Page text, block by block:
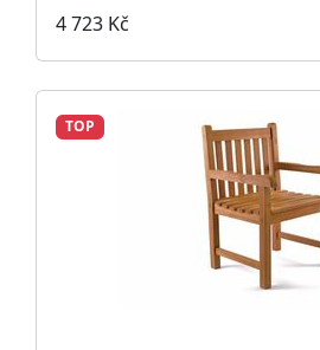
4 723 Kč
TOP